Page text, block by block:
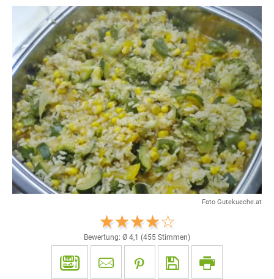
Foto Gutekueche.at
Bewertung: Ø 4,1 (455 Stimmen)